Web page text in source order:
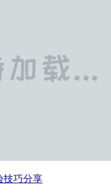
技巧分享